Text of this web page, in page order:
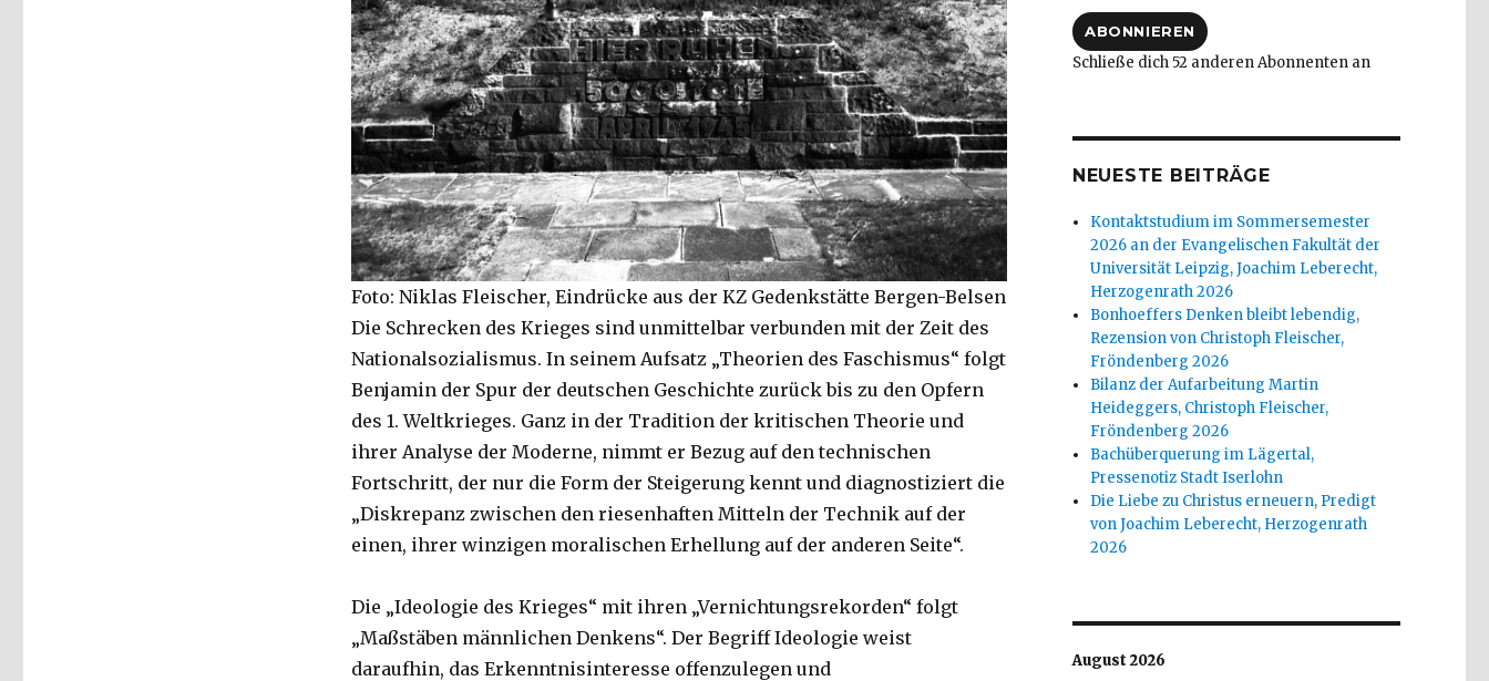
Foto: Niklas Fleischer, Eindrücke aus der KZ Gedenkstätte Bergen-Belsen
Die Schrecken des Krieges sind unmittelbar verbunden mit der Zeit des
Nationalsozialismus. In seinem Aufsatz „Theorien des Faschismus“ folgt
Benjamin der Spur der deutschen Geschichte zurück bis zu den Opfern
des 1. Weltkrieges. Ganz in der Tradition der kritischen Theorie und
ihrer Analyse der Moderne, nimmt er Bezug auf den technischen
Fortschritt, der nur die Form der Steigerung kennt und diagnostiziert die
„Diskrepanz zwischen den riesenhaften Mitteln der Technik auf der
einen, ihrer winzigen moralischen Erhellung auf der anderen Seite“.
Die „Ideologie des Krieges“ mit ihren „Vernichtungsrekorden“ folgt
„Maßstäben männlichen Denkens“. Der Begriff Ideologie weist
daraufhin, das Erkenntnisinteresse offenzulegen und
ABONNIEREN
Schließe dich 52 anderen Abonnenten an
NEUESTE BEITRÄGE
Kontaktstudium im Sommersemester
2026 an der Evangelischen Fakultät der
Universität Leipzig, Joachim Leberecht,
Herzogenrath 2026
Bonhoeffers Denken bleibt lebendig,
Rezension von Christoph Fleischer,
Fröndenberg 2026
Bilanz der Aufarbeitung Martin
Heideggers, Christoph Fleischer,
Fröndenberg 2026
Bachüberquerung im Lägertal,
Pressenotiz Stadt Iserlohn
Die Liebe zu Christus erneuern, Predigt
von Joachim Leberecht, Herzogenrath
2026
August 2026